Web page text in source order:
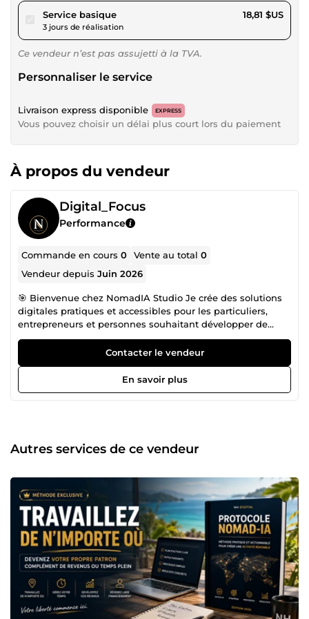
Service basiquepour 17,34 $US
3 jours de réalisation
18,81 $US
Ce vendeur n’est pas assujetti à la TVA.
Personnaliser le service
Livraison express disponible EXPRESS
Vous pouvez choisir un délai plus court lors du paiement
À propos du vendeur
Digital_Focus
Performance
Commande en cours0 Vente au total0
Vendeur depuisJuin 2026
🎯 Bienvenue chez NomadIA Studio Je crée des solutions
digitales pratiques et accessibles pour les particuliers,
entrepreneurs et personnes souhaitant développer de
nouveaux projets. Mes services couvrent différents
domaines : 🎵 Création de chansons personnalisées pour
anniversaires, mariages, retraites et événements spéciaux
💻 Guides pratiques et ressources pour développer des
revenus en ligne, travailler à distance et gagner en liberté
est simple : vous proposer des solutions concrètes, faciles
à utiliser et pensées pour répondre à des besoins réels.
personnalisés selon vos besoins ✔ Des livrables clairs et
prêts à l'emploi ✔ Une communication rapide et
professionnelle ✔ Une approche simple, efficace et
orientée résultats ✔ Un accompagnement sérieux du
début à la fin de votre commande Que vous recherchiez
un cadeau original et mémorable, un guide pratique ou
une ressource utile pour avancer dans vos projets, vous
trouverez ici des solutions conçues pour vous simplifier la
vie. N'hésitez pas à découvrir mes services ou à me
contacter si vous avez une question. Je serai ravi
d'échanger avec vous et de vous accompagner dans votre
Contacter le vendeur
En savoir plus
Autres services de ce vendeur